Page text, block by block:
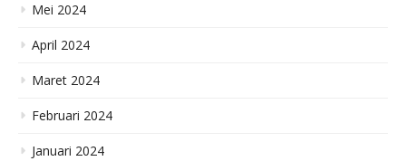
Mei 2024
April 2024
Maret 2024
Februari 2024
Januari 2024